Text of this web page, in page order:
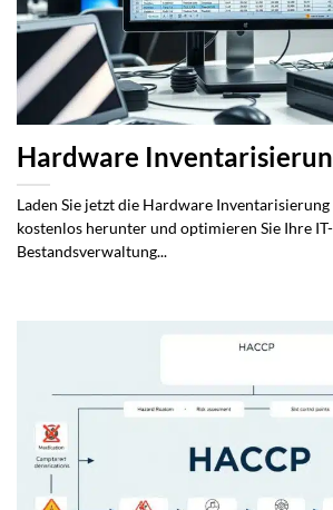
Hardware
Laden Sie jetzt die Hardware Inventarisierung
kostenlos herunter und optimieren Sie Ihre IT-
Bestandsverwaltung...